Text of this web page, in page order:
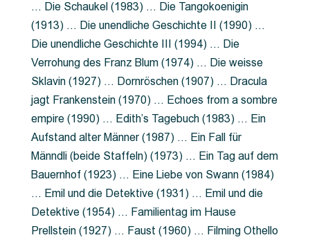
… Die Schaukel (1983) … Die Tangokoenigin
(1913) … Die unendliche Geschichte II (1990) …
Die unendliche Geschichte III (1994) … Die
Verrohung des Franz Blum (1974) … Die weisse
Sklavin (1927) … Dornröschen (1907) … Dracula
jagt Frankenstein (1970) … Echoes from a sombre
empire (1990) … Edith’s Tagebuch (1983) … Ein
Aufstand alter Männer (1987) … Ein Fall für
Männdli (beide Staffeln) (1973) … Ein Tag auf dem
Bauernhof (1923) … Eine Liebe von Swann (1984)
… Emil und die Detektive (1931) … Emil und die
Detektive (1954) … Familientag im Hause
Prellstein (1927) … Faust (1960) … Filming Othello